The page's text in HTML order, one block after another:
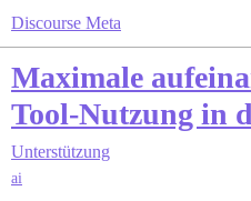
Discourse Meta
Maximale
Tool-Nutzung in
Unterstützung
ai